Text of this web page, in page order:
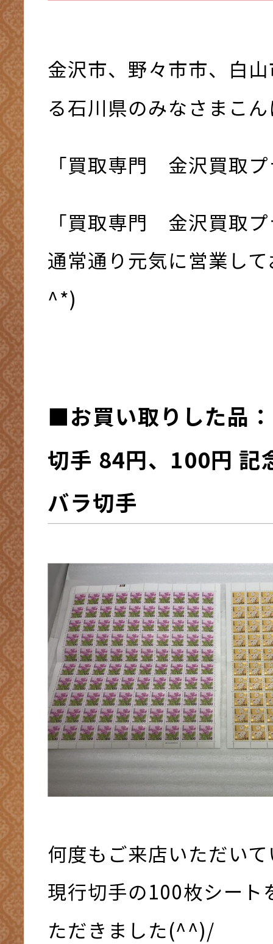
金沢市、野々市市、白
る石川県のみなさまこ
「買取専門 金沢買取
「買取専門 金沢買取
通常通り元気に営業し
^*)
■お買い取りした品
切手 84円、100円 記
バラ切手
何度もご来店いただい
現行切手の100枚シート
ただきました(^^)/